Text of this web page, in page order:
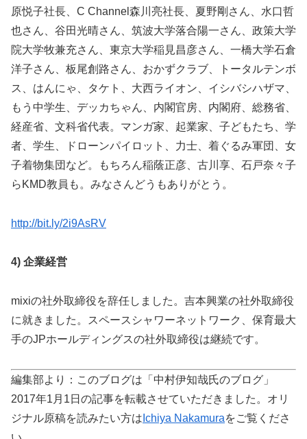
原悦子社長、C Channel森川亮社長、夏野剛さん、水口哲
也さん、谷田光晴さん、筑波大学落合陽一さん、政策大学
院大学牧兼充さん、東京大学稲見昌彦さん、一橋大学石倉
洋子さん、板尾創路さん、おかずクラブ、トータルテンボ
ス、はんにゃ、タケト、大西ライオン、イシバシハザマ、
もう中学生、デッカちゃん、内閣官房、内閣府、総務省、
経産省、文科省代表。マンガ家、起業家、子どもたち、学
者、学生、ドローンパイロット、力士、着ぐるみ軍団、女
子着物集団など。もちろん稲蔭正彦、古川享、石戸奈々子
らKMD教員も。みなさんどうもありがとう。
http://bit.ly/2i9AsRV
4) 企業経営
mixiの社外取締役を辞任しました。吉本興業の社外取締役
に就きました。スペースシャワーネットワーク、保育最大
手のJPホールディングスの社外取締役は継続です。
編集部より：このブログは「中村伊知哉氏のブログ」
2017年1月1日の記事を転載させていただきました。オリ
ジナル原稿を読みたい方は Ichiya Nakamuraをご覧くださ